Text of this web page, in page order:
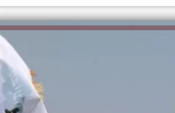
إلهام شرشر تكتب: دي مبقتش كورة..